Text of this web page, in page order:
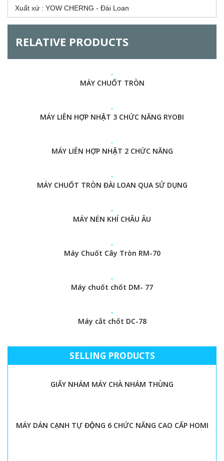
o
n
t
Xuất xứ : YOW CHERNG - Đài Loan
RELATIVE PRODUCTS
MÁY CHUỐT TRÒN
MÁY LIÊN HỢP NHẬT 3 CHỨC NĂNG RYOBI
MÁY LIÊN HỢP NHẬT 2 CHỨC NĂNG
MÁY CHUỐT TRÒN ĐÀI LOAN QUA SỬ DỤNG
MÁY NÉN KHÍ CHÂU ÂU
Máy Chuốt Cây Tròn RM-70
Máy chuốt chốt DM- 77
Máy cắt chốt DC-78
SELLING PRODUCTS
GIẤY NHÁM MÁY CHÀ NHÁM THÙNG
MÁY DÁN CẠNH TỰ ĐỘNG 6 CHỨC NĂNG CAO CẤP HOMI